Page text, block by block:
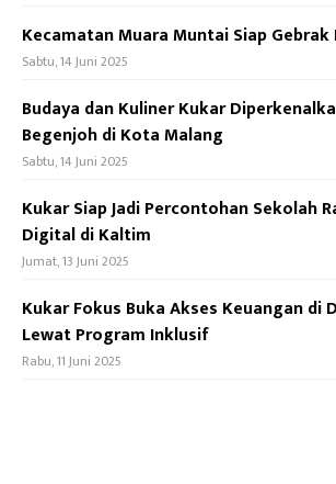
Kecamatan Muara Muntai Siap Gebrak
Sabtu, 14 Juni 2025
Budaya dan Kuliner Kukar
Begenjoh di Kota Malang
Sabtu, 14 Juni 2025
Kukar Siap Jadi Percontohan Sekolah
Digital di Kaltim
Jumat, 13 Juni 2025
Kukar Fokus Buka Akses Keuangan di
Lewat Program Inklusif
Rabu, 11 Juni 2025